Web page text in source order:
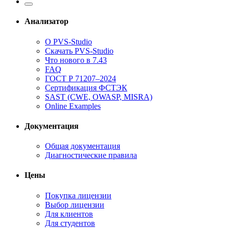
Анализатор
О PVS-Studio
Скачать PVS-Studio
Что нового в 7.43
FAQ
ГОСТ Р 71207–2024
Сертификация ФСТЭК
SAST (CWE, OWASP, MISRA)
Online Examples
Документация
Общая документация
Диагностические правила
Цены
Покупка лицензии
Выбор лицензии
Для клиентов
Для студентов